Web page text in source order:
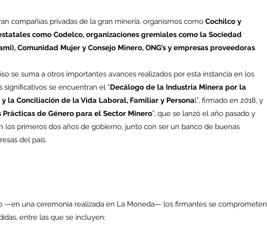
compañías privadas de la gran minería, organismos como Cochilco y
como Codelco, organizaciones gremiales como la Sociedad
Comunidad Mujer y Consejo Minero, ONG’s y empresas proveedoras.
se suma a otros importantes avances realizados por esta instancia en los
significativos se encuentran el “Decálogo de la Industria Minera por la
la Conciliación de la Vida Laboral, Familiar y Personal”, firmado en 2018, y
Prácticas de Género para el Sector Minero”, que se lanzó el año pasado y
los primeros dos años de gobierno, junto con ser un banco de buenas
del país.
—en una ceremonia realizada en La Moneda— los firmantes se comprometen
entre las que se incluyen: